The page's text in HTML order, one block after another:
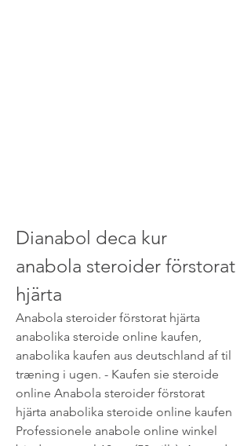
Dianabol deca kur
anabola steroider förstorat
hjärta
Anabola steroider förstorat hjärta
anabolika steroide online kaufen,
anabolika kaufen aus deutschland af til
træning i ugen. - Kaufen sie steroide
online Anabola steroider förstorat
hjärta anabolika steroide online kaufen
Professionele anabole online winkel